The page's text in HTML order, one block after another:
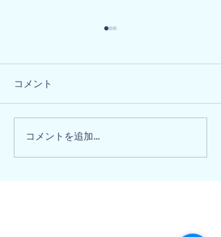
和歌山県海南市 Y様邸
コメント
コメントを追加…